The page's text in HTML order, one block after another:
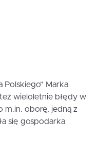
Polskiego” Marka
wieloletnie błędy w
m.in. oborę, jedną z
się gospodarka